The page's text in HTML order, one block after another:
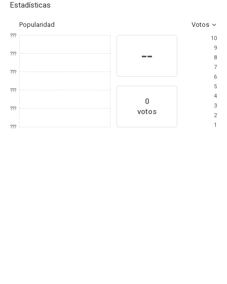
Estadísticas
Popularidad Votos
???
???
???
???
???
???
--
0
votos
10
9
8
7
6
5
4
3
2
1